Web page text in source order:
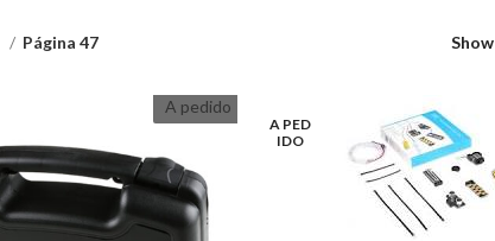
Página 47 Show
A pedido
A PED
IDO